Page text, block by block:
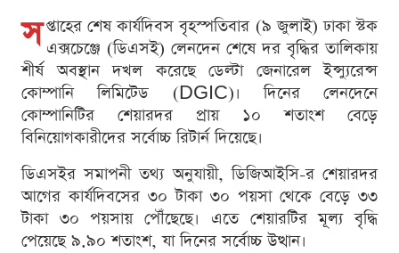
স প্তাহের শেষ কার্যদিবস বৃহস্পতিবার (৯ জুলাই) ঢাকা স্টক
এক্সচেঞ্জে (ডিএসই) লেনদেন শেষে দর বৃদ্ধির তালিকায়
শীর্ষ অবস্থান দখল করেছে ডেল্টা জেনারেল ইন্স্যুরেন্স
কোম্পানি লিমিটেড (DGIC)। দিনের লেনদেনে
কোম্পানিটির শেয়ারদর প্রায় ১০ শতাংশ বেড়ে
বিনিয়োগকারীদের সর্বোচ্চ রিটার্ন দিয়েছে।
ডিএসইর সমাপনী তথ্য অনুযায়ী, ডিজিআইসি-র শেয়ারদর
আগের কার্যদিবসের ৩০ টাকা ৩০ পয়সা থেকে বেড়ে ৩৩
টাকা ৩০ পয়সায় পৌঁছেছে। এতে শেয়ারটির মূল্য বৃদ্ধি
পেয়েছে ৯.৯০ শতাংশ, যা দিনের সর্বোচ্চ উত্থান।